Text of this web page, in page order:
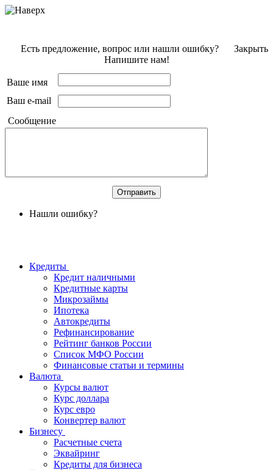
Закрыть
Есть предложение, вопрос или нашли ошибку?
Напишите нам!
Ваше имя
Ваш e-mail
Сообщение
Нашли ошибку?
Кредиты
Кредит наличными
Кредитные карты
Микрозаймы
Ипотека
Автокредиты
Рефинансирование
Рейтинг банков России
Список МФО России
Финансовые статьи и термины
Валюта
Курсы валют
Курс доллара
Курс евро
Конвертер валют
Бизнесу
Расчетные счета
Эквайринг
Кредиты для бизнеса